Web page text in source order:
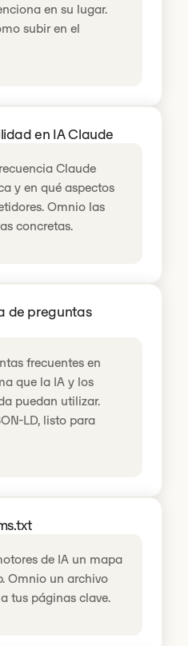
en su lugar.
subir en el
en IA Claude
Claude
y en qué aspectos
Omnio las
concretas.
de preguntas
frecuentes en
que la IA y los
puedan utilizar.
LD, listo para
de IA un mapa
Omnio un archivo
tus páginas clave.